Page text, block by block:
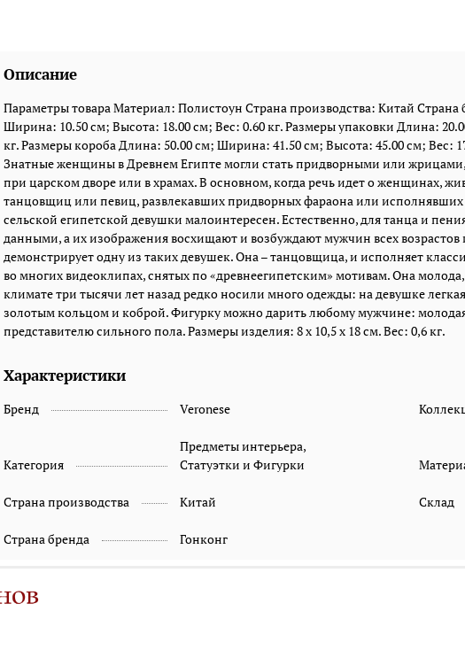
Описание
Параметры товара Материал: Полистоун Страна производства: Китай
Ширина: 10.50 см; Высота: 18.00 см; Вес: 0.60 кг. Размеры упаковки Длина:
кг. Размеры короба Длина: 50.00 см; Ширина: 41.50 см; Высота: 45.00 см; Вес:
Знатные женщины в Древнем Египте могли стать придворными или
при царском дворе или в храмах. В основном, когда речь идет о женщинах,
танцовщиц или певиц, развлекавших придворных фараона или
сельской египетской девушки малоинтересен. Естественно, для танца и
данными, а их изображения восхищают и возбуждают мужчин всех возрастов
демонстрирует одну из таких девушек. Она – танцовщица, и исполняет
во многих видеоклипах, снятых по «древнеегипетским» мотивам. Она
климате три тысячи лет назад редко носили много одежды: на девушке
золотым кольцом и коброй. Фигурку можно дарить любому мужчине:
представителю сильного пола. Размеры изделия: 8 x 10,5 x 18 см. Вес: 0,6 кг.
Характеристики
Бренд Veronese
Категория
Предметы интерьера,
Статуэтки и Фигурки
Страна производства Китай Склад
Страна бренда Гонконг